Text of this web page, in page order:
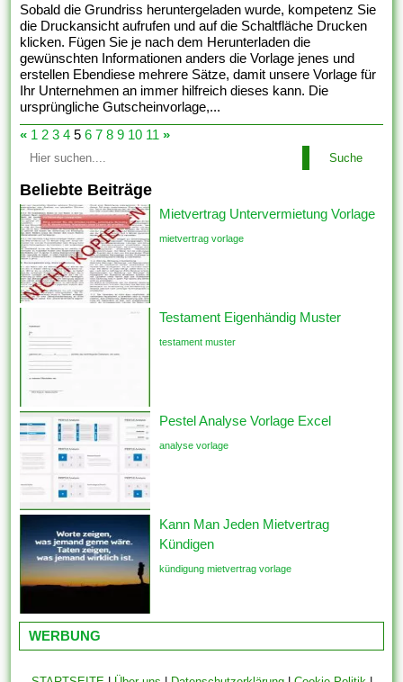
Sobald die Grundriss heruntergeladen wurde, kompetenz Sie
die Druckansicht aufrufen und auf die Schaltfläche Drucken
klicken. Fügen Sie je nach dem Herunterladen die
gewünschten Informationen anders die Vorlage jenes und
erstellen Ebendiese mehrere Sätze, damit unsere Vorlage für
Ihr Unternehmen an immer hilfreich dieses kann. Die
ursprüngliche Gutscheinvorlage,...
« 1 2 3 4 5 6 7 8 9 10 11 »
Suche
Beliebte Beiträge
Mietvertrag Untervermietung Vorlage
mietvertrag vorlage
Testament Eigenhändig Muster
testament muster
Pestel Analyse Vorlage Excel
analyse vorlage
Kann Man Jeden Mietvertrag
Kündigen
kündigung mietvertrag vorlage
WERBUNG